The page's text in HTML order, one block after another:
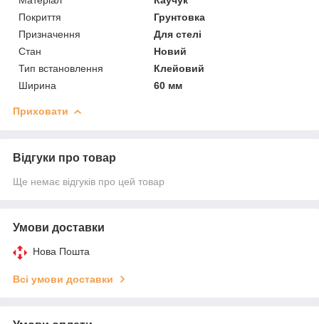
Покриття
Грунтовка
Призначення
Для стелі
Стан
Новий
Тип встановлення
Клейовий
Ширина
60 мм
Приховати
Відгуки про товар
Ще немає відгуків про цей товар
Умови доставки
Нова Пошта
Всі умови доставки